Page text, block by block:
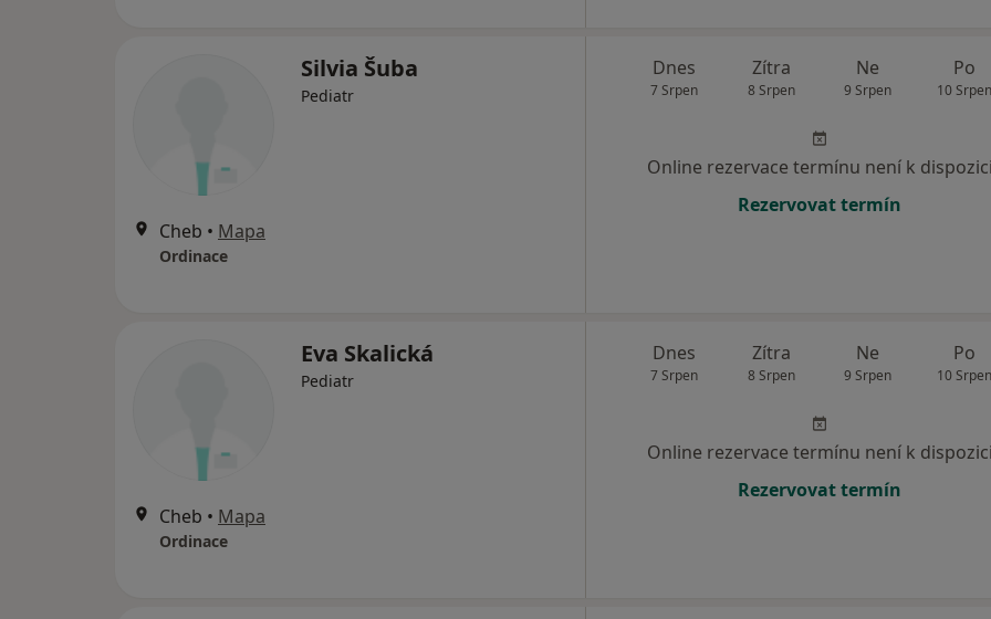
Silvia Šuba
Pediatr
Cheb • Mapa
Ordinace
Dnes
7 Srpen
Zítra
8 Srpen
Ne
9 Srpen
Po
10 Srpen
Online rezervace termínu není k dispozici
Rezervovat termín
Eva Skalická
Pediatr
Cheb • Mapa
Ordinace
Dnes
7 Srpen
Zítra
8 Srpen
Ne
9 Srpen
Po
10 Srpen
Online rezervace termínu není k dispozici
Rezervovat termín